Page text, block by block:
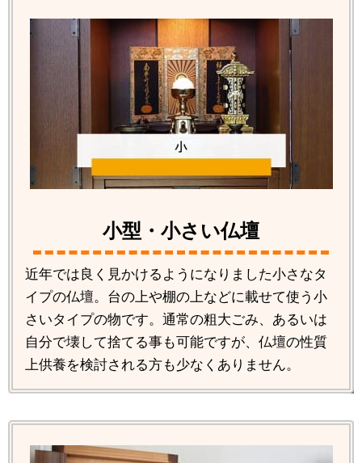
小型・小さい仏壇
近年では良く見かけるようになりました小さなタ
イプの仏壇。台の上や棚の上などに載せて使う小
さいタイプの物です。通常の粗大ごみ、あるいは
自分で壊して捨てる事も可能ですが、仏壇の性質
上供養を検討される方も少なくありません。